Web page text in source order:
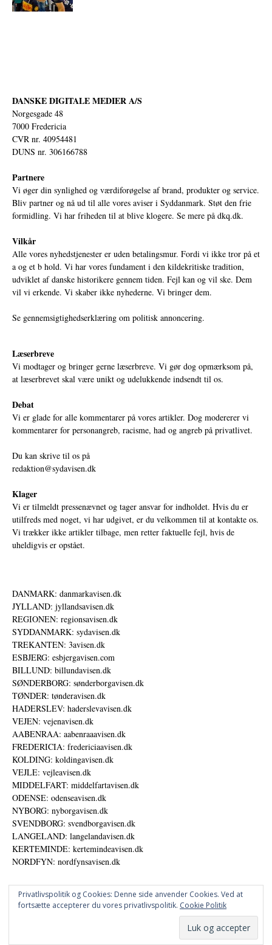
DANSKE DIGITALE MEDIER A/S
Norgesgade 48
7000 Fredericia
CVR nr. 40954481
DUNS nr. 306166788
Partnere
Vi øger din synlighed og værdiforøgelse af brand, produkter og service.
Bliv partner og nå ud til alle vores aviser i Syddanmark. Støt den frie
formidling. Vi har friheden til at blive klogere. Se mere på dkq.dk.
Vilkår
Alle vores nyhedstjenester er uden betalingsmur. Fordi vi ikke tror på et
a og et b hold. Vi har vores fundament i den kildekritiske tradition,
udviklet af danske historikere gennem tiden. Fejl kan og vil ske. Dem
vil vi erkende. Vi skaber ikke nyhederne. Vi bringer dem.
Se gennemsigtighedserklæring om politisk annoncering.
Læserbreve
Vi modtager og bringer gerne læserbreve. Vi gør dog opmærksom på,
at læserbrevet skal være unikt og udelukkende indsendt til os.
Debat
Vi er glade for alle kommentarer på vores artikler. Dog modererer vi
kommentarer for personangreb, racisme, had og angreb på privatlivet.
Du kan skrive til os på
redaktion@sydavisen.dk
Klager
Vi er tilmeldt pressenævnet og tager ansvar for indholdet. Hvis du er
utilfreds med noget, vi har udgivet, er du velkommen til at kontakte os.
Vi trækker ikke artikler tilbage, men retter faktuelle fejl, hvis de
uheldigvis er opstået.
DANMARK: danmarkavisen.dk
JYLLAND: jyllandsavisen.dk
REGIONEN: regionsavisen.dk
SYDDANMARK: sydavisen.dk
TREKANTEN: 3avisen.dk
ESBJERG: esbjergavisen.com
BILLUND: billundavisen.dk
SØNDERBORG: sønderborgavisen.dk
TØNDER: tønderavisen.dk
HADERSLEV: haderslevavisen.dk
VEJEN: vejenavisen.dk
AABENRAA: aabenraaavisen.dk
FREDERICIA: fredericiaavisen.dk
KOLDING: koldingavisen.dk
VEJLE: vejleavisen.dk
MIDDELFART: middelfartavisen.dk
ODENSE: odenseavisen.dk
NYBORG: nyborgavisen.dk
SVENDBORG: svendborgavisen.dk
LANGELAND: langelandavisen.dk
KERTEMINDE: kertemindeavisen.dk
NORDFYN: nordfynsavisen.dk
© DANSKE DIGITALE MEDIER A/S - NYHEDER, ANALYSER OG PERSPEKTIVER
Privatlivspolitik og Cookies: Denne side anvender Cookies. Ved at
fortsætte accepterer du vores privatlivspolitik. Cookie Politik